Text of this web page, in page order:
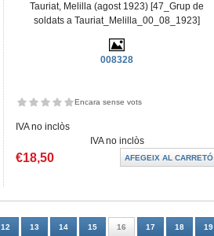
Tauriat, Melilla (agost 1923) [47_Grup de
soldats a Tauriat_Melilla_00_08_1923]
008328
Encara sense vots
IVA no inclòs
IVA no inclòs
€18,50
12 13 14 15 16 17 18 19